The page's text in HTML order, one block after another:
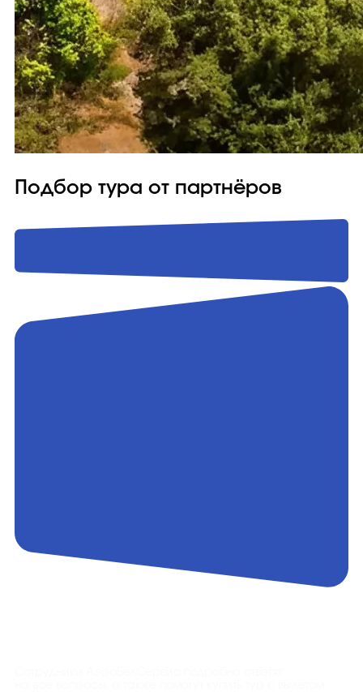
Подбор тура от партнёров